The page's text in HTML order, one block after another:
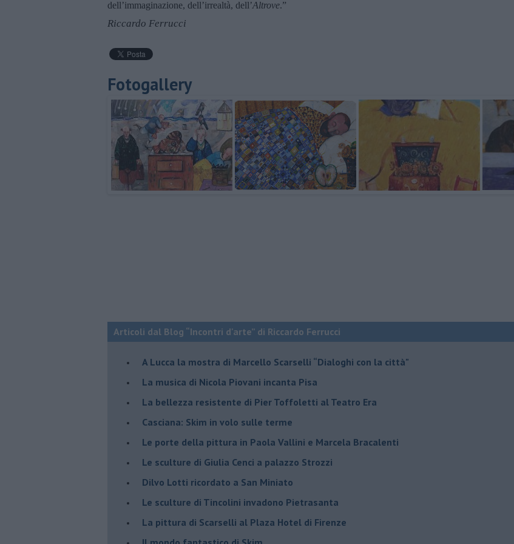
dell’immaginazione, dell’irrealtà, dell’Altrove.”
Riccardo Ferrucci
Fotogallery
Articoli dal Blog “Incontri d'arte” di Riccardo Ferrucci
A Lucca la mostra di Marcello Scarselli “Dialoghi con la città"
​La musica di Nicola Piovani incanta Pisa
​La bellezza resistente di Pier Toffoletti al Teatro Era
​Casciana: Skim in volo sulle terme
​Le porte della pittura in Paola Vallini e Marcela Bracalenti
​Le sculture di Giulia Cenci a palazzo Strozzi
​Dilvo Lotti ricordato a San Miniato
​Le sculture di Tincolini invadono Pietrasanta
La pittura di Scarselli al Plaza Hotel di Firenze